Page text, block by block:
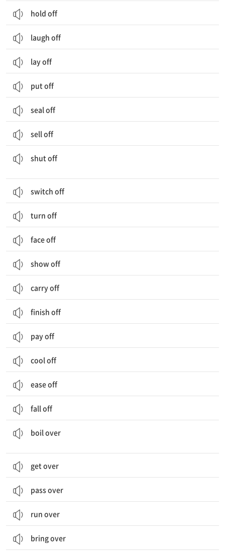
hold off
laugh off
lay off
put off
seal off
sell off
shut off
switch off
turn off
face off
show off
carry off
finish off
pay off
cool off
ease off
fall off
boil over
get over
pass over
run over
bring over